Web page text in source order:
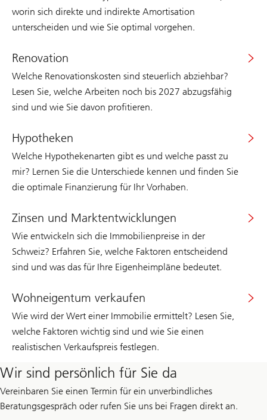
worin sich direkte und indirekte Amortisation
unterscheiden und wie Sie optimal vorgehen.
Renovation
Welche Renovationskosten sind steuerlich abziehbar?
Lesen Sie, welche Arbeiten noch bis 2027 abzugsfähig
sind und wie Sie davon profitieren.
Hypotheken
Welche Hypothekenarten gibt es und welche passt zu
mir? Lernen Sie die Unterschiede kennen und finden Sie
die optimale Finanzierung für Ihr Vorhaben.
Zinsen und Marktentwicklungen
Wie entwickeln sich die Immobilienpreise in der
Schweiz? Erfahren Sie, welche Faktoren entscheidend
sind und was das für Ihre Eigenheimpläne bedeutet.
Wohneigentum verkaufen
Wie wird der Wert einer Immobilie ermittelt? Lesen Sie,
welche Faktoren wichtig sind und wie Sie einen
realistischen Verkaufspreis festlegen.
Wir sind persönlich für Sie da
Vereinbaren Sie einen Termin für ein unverbindliches
Beratungsgespräch oder rufen Sie uns bei Fragen direkt an.